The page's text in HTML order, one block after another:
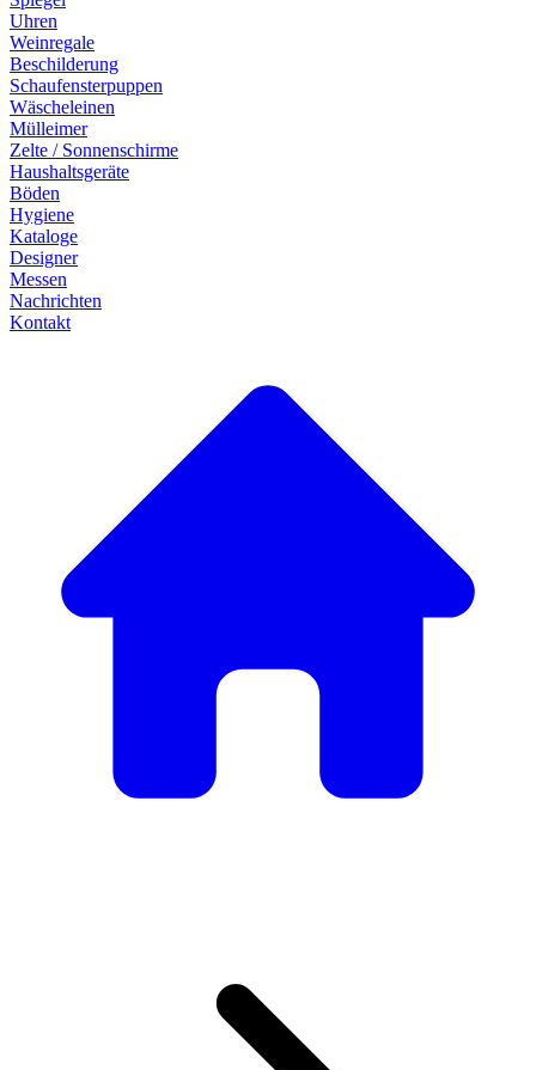
Uhren
Weinregale
Beschilderung
Schaufensterpuppen
Wäscheleinen
Mülleimer
Zelte / Sonnenschirme
Haushaltsgeräte
Böden
Hygiene
Kataloge
Designer
Messen
Nachrichten
Kontakt